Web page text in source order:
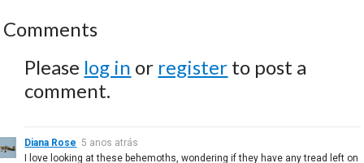
Comments
Please log in or register to post a
comment.
Diana Rose 5 anos atrás
I love looking at these behemoths, wondering if they have any tread left on